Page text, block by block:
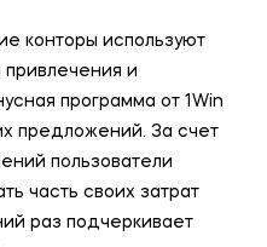
конторы используют
и
программа от 1Win
предложений. За счет
пользователи
часть своих затрат
раз подчеркивает